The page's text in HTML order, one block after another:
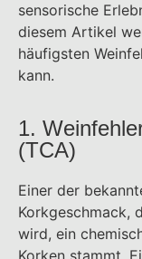
sensorische
diesem Artikel
häufigsten
kann.
1.
(TCA)
Einer der
Korkgeschmack,
wird, ein
Korken stammt.